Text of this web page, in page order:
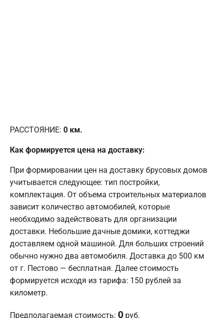
РАССТОЯНИЕ: 0 км.
Как формируется цена на доставку:
При формировании цен на доставку брусовых домов
учитывается следующее: тип постройки,
комплектация. От объема строительных материалов
зависит количество автомобилей, которые
необходимо задействовать для организации
доставки. Небольшие дачные домики, коттеджи
доставляем одной машиной. Для больших строений
обычно нужно два автомобиля. Доставка до 500 км
от г. Пестово — бесплатная. Далее стоимость
формируется исходя из тарифа: 150 рублей за
километр.
Предполагаемая стоимость: 0 руб.